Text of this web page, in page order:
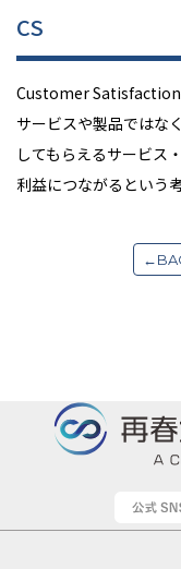
CS
Customer Satisfaction
サービスや製品ではな
してもらえるサービス
利益につながるという